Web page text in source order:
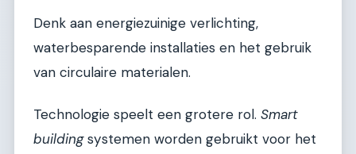
Denk aan energiezuinige verlichting,
waterbesparende installaties en het gebruik
van circulaire materialen.
Technologie speelt een grotere rol. Smart
buildingsystemen worden gebruikt voor het